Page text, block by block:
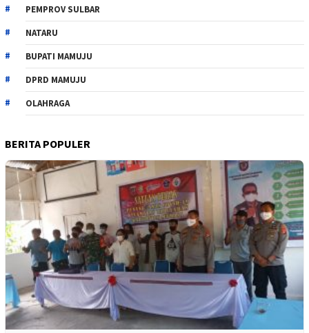
PEMPROV SULBAR
NATARU
BUPATI MAMUJU
DPRD MAMUJU
OLAHRAGA
BERITA POPULER